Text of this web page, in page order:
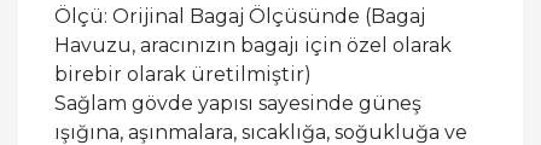
Ölçü: Orijinal Bagaj Ölçüsünde (Bagaj
Havuzu, aracınızın bagajı için özel olarak
birebir olarak üretilmiştir)
Sağlam gövde yapısı sayesinde güneş
ışığına, aşınmalara, sıcaklığa, soğukluğa ve